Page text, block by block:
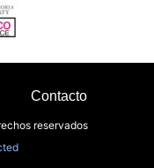
Contacto
reservados